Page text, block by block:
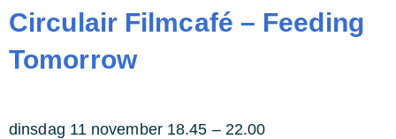
Circulair Filmcafé – Feeding
Tomorrow
dinsdag 11 november 18.45 – 22.00